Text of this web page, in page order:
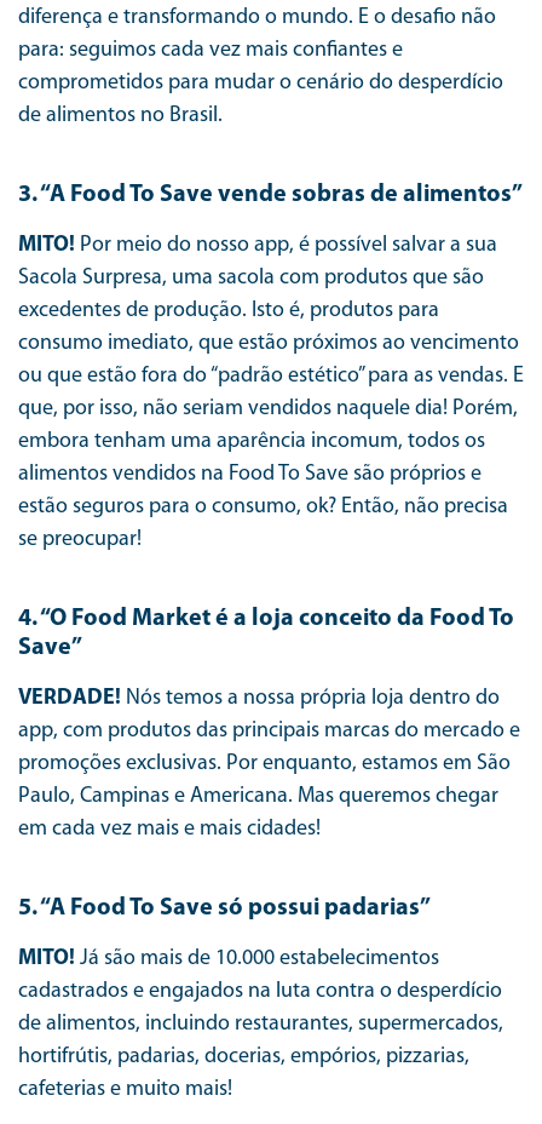
diferença e transformando o mundo. E o desafio não
para: seguimos cada vez mais confiantes e
comprometidos para mudar o cenário do desperdício
de alimentos no Brasil.
3. “A Food To Save vende sobras de alimentos”
MITO! Por meio do nosso app, é possível salvar a sua
Sacola Surpresa, uma sacola com produtos que são
excedentes de produção. Isto é, produtos para
consumo imediato, que estão próximos ao vencimento
ou que estão fora do “padrão estético” para as vendas. E
que, por isso, não seriam vendidos naquele dia! Porém,
embora tenham uma aparência incomum, todos os
alimentos vendidos na Food To Save são próprios e
estão seguros para o consumo, ok? Então, não precisa
se preocupar!
4. “O Food Market é a loja conceito da Food To
Save”
VERDADE! Nós temos a nossa própria loja dentro do
app, com produtos das principais marcas do mercado e
promoções exclusivas. Por enquanto, estamos em São
Paulo, Campinas e Americana. Mas queremos chegar
em cada vez mais e mais cidades!
5. “A Food To Save só possui padarias”
MITO! Já são mais de 10.000 estabelecimentos
cadastrados e engajados na luta contra o desperdício
de alimentos, incluindo restaurantes, supermercados,
hortifrútis, padarias, docerias, empórios, pizzarias,
cafeterias e muito mais!